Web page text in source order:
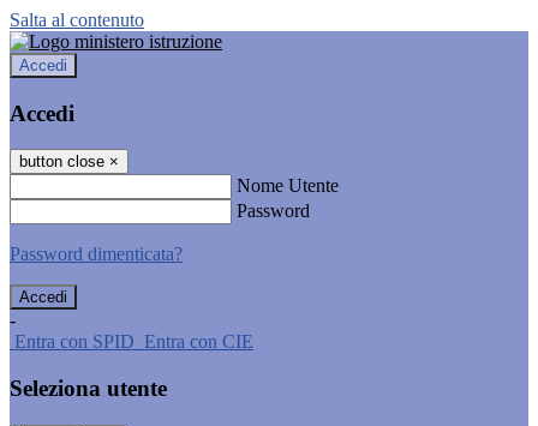
Salta al contenuto
Accedi
Accedi
button close ×
Nome Utente
Password
Password dimenticata?
-
Entra con SPID Entra con CIE
Seleziona utente